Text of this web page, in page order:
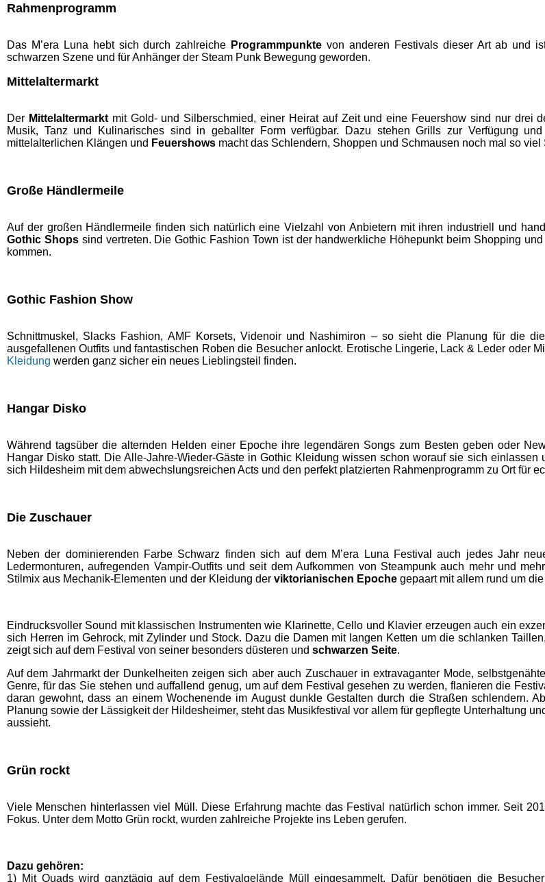
Rahmenprogramm
Das M’era Luna hebt sich durch zahlreiche Programmpunkte von anderen Festivals dieser Art ab und
schwarzen Szene und für Anhänger der Steam Punk Bewegung geworden.
Mittelaltermarkt
Der Mittelaltermarktmit Gold- und Silberschmied, einer Heirat auf Zeit und eine Feuershow sind nur drei
Musik, Tanz und Kulinarisches sind in geballter Form verfügbar. Dazu stehen Grills zur Verfügung
mittelalterlichen Klängen und Feuershows macht das Schlendern, Shoppen und Schmausen noch mal so viel
Große Händlermeile
Auf der großen Händlermeile finden sich natürlich eine Vielzahl von Anbietern mit ihren industriell und
Gothic Shopssind vertreten. Die Gothic Fashion Town ist der handwerkliche Höhepunkt beim Shopping
kommen.
Gothic Fashion Show
Schnittmuskel, Slacks Fashion, AMF Korsets, Videnoir und Nashimiron – so sieht die Planung für die
ausgefallenen Outfits und fantastischen Roben die Besucher anlockt. Erotische Lingerie, Lack & Leder oder
Kleidung werden ganz sicher ein neues Lieblingsteil finden.
Hangar Disko
Während tagsüber die alternden Helden einer Epoche ihre legendären Songs zum Besten geben oder
Hangar Disko statt. Die Alle-Jahre-Wieder-Gäste in Gothic Kleidung wissen schon worauf sie sich
sich Hildesheim mit dem abwechslungsreichen Acts und den perfekt platzierten Rahmenprogramm zu Ort für
Die Zuschauer
Neben der dominierenden Farbe Schwarz finden sich auf dem M’era Luna Festival auch jedes Jahr
Ledermonturen, aufregenden Vampir-Outfits und seit dem Aufkommen von Steampunk auch mehr und
Stilmix aus Mechanik-Elementen und der Kleidung der viktorianischen Epoche gepaart mit allem rund um
Eindrucksvoller Sound mit klassischen Instrumenten wie Klarinette, Cello und Klavier erzeugen auch ein
sich Herren im Gehrock, mit Zylinder und Stock. Dazu die Damen mit langen Ketten um die schlanken
zeigt sich auf dem Festival von seiner besonders düsteren und schwarzen Seite.
Auf dem Jahrmarkt der Dunkelheiten zeigen sich aber auch Zuschauer in extravaganter Mode,
Genre, für das Sie stehen und auffallend genug, um auf dem Festival gesehen zu werden, flanieren die
daran gewohnt, dass an einem Wochenende im August dunkle Gestalten durch die Straßen schlendern.
Planung sowie der Lässigkeit der Hildesheimer, steht das Musikfestival vor allem für gepflegte Unterhaltung
aussieht.
Grün rockt
Viele Menschen hinterlassen viel Müll. Diese Erfahrung machte das Festival natürlich schon immer. Seit
Fokus. Unter dem Motto Grün rockt, wurden zahlreiche Projekte ins Leben gerufen.
Dazu gehören:
1) Mit Quads wird ganztägig auf dem Festivalgelände Müll eingesammelt. Dafür benötigen die